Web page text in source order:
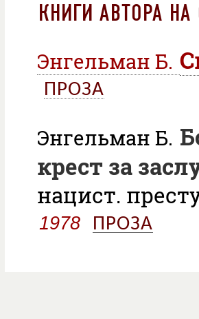
КНИГИ АВТОРА НА
Энгельман Б.
ПРОЗА
Энгельман Б.
крест за
нацист.
1978 ПРОЗА